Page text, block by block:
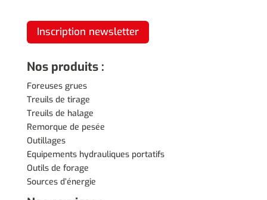
Inscription newsletter
Nos produits :
Foreuses grues
Treuils de tirage
Treuils de halage
Remorque de pesée
Outillages
Equipements hydrauliques portatifs
Outils de forage
Sources d’énergie